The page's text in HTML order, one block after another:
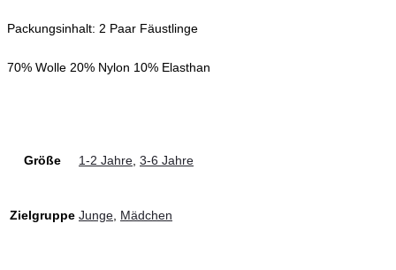
Packungsinhalt: 2 Paar Fäustlinge
70% Wolle 20% Nylon 10% Elasthan
Größe 1-2 Jahre 3-6 Jahre
Zielgruppe Junge Mädchen